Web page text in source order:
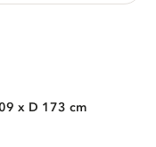
x D 173 cm